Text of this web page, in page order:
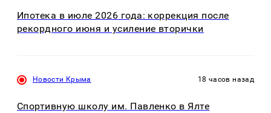
Ипотека в июле 2026 года: коррекция после
рекордного июня и усиление вторички
Новости Крыма 18 часов назад
Спортивную школу им. Павленко в Ялте